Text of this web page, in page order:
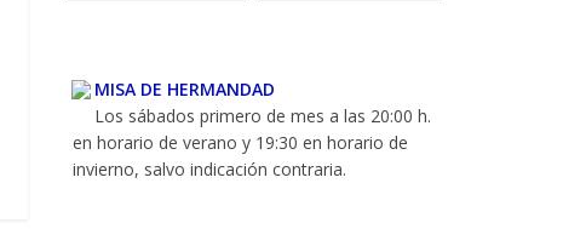
MISA DE HERMANDAD
Los sábados primero de mes a las 20:00 h.
en horario de verano y 19:30 en horario de
invierno, salvo indicación contraria.